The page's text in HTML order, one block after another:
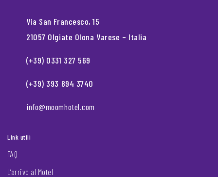
Via San Francesco, 15
21057 Olgiate Olona Varese – Italia
(+39) 0331 327 569
(+39) 393 894 3740
info@moomhotel.com
Link utili
FAQ
L’arrivo al Motel